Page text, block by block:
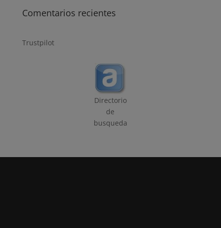
Comentarios recientes
Trustpilot
Directorio
de
busqueda